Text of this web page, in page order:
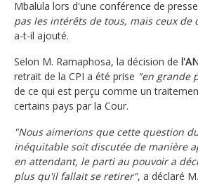
Mbalula lors d'une conférence de
pas les intérêts de tous, mais ceux de
a-t-il ajouté.
Selon M. Ramaphosa, la décision de
retrait de la CPI a été prise "en grande
de ce qui est perçu comme un
certains pays par la Cour.
"Nous aimerions que cette question
inéquitable soit discutée de manière
en attendant, le parti au pouvoir a
plus qu'il fallait se retirer", a déclaré